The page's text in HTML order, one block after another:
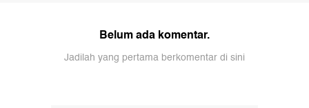
Belum ada komentar.
Jadilah yang pertama berkomentar di sini